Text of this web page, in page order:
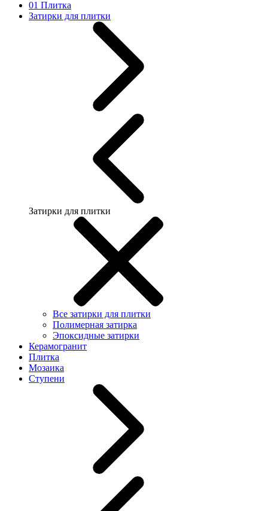
01 Плитка
Затирки для плитки
Затирки для плитки
Все затирки для плитки
Полимерная затирка
Эпоксидные затирки
Керамогранит
Плитка
Мозаика
Ступени